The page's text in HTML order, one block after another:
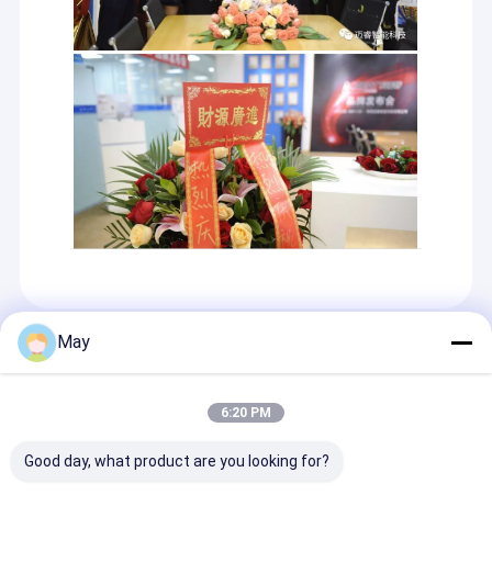
अनुशंसित उत्पाद
May
6:20 PM
Good day, what product are you looking for?